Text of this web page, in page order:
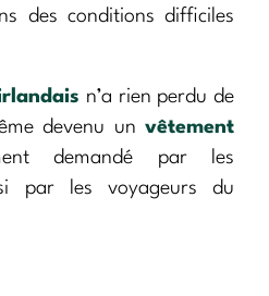
des conditions difficiles
n’a rien perdu de
devenu un vêtement
demandé par les
par les voyageurs du